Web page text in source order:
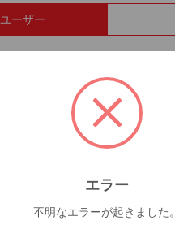
ユーザー
© 2017 Clear Inc.
エラー
不明なエラーが起きました。